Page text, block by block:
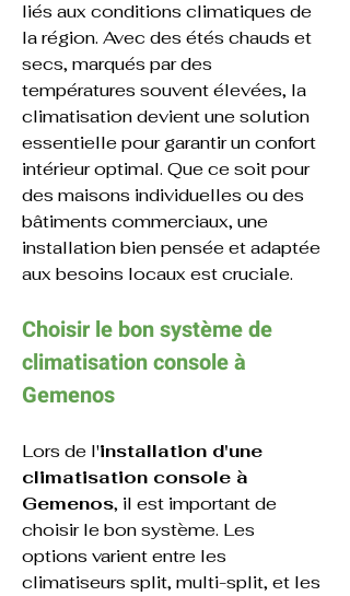
liés aux conditions climatiques de
la région. Avec des étés chauds et
secs, marqués par des
températures souvent élevées, la
climatisation devient une solution
essentielle pour garantir un confort
intérieur optimal. Que ce soit pour
des maisons individuelles ou des
bâtiments commerciaux, une
installation bien pensée et adaptée
aux besoins locaux est cruciale.
Choisir le bon système de
climatisation console à
Gemenos
Lors de l'installation d'une
climatisation console à
Gemenos, il est important de
choisir le bon système. Les
options varient entre les
climatiseurs split, multi-split, et les